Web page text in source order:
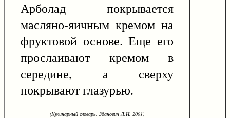
Арболад покрывается
масляно-яичным кремом на
фруктовой основе. Еще его
прослаивают кремом в
середине, а сверху
покрывают глазурью.
(Кулинарный словарь. Зданович Л.И. 2001)